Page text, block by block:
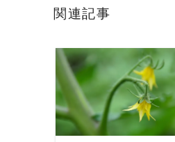
関連記事
READ MORE